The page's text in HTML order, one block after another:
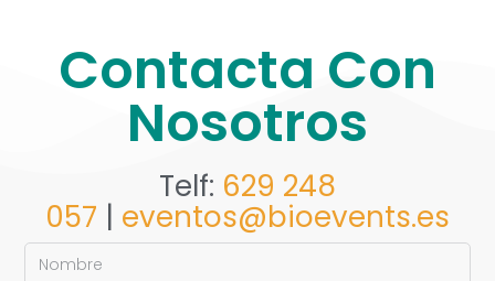
Contacta Con
Nosotros
Telf: 629 248
057 | eventos@bioevents.es